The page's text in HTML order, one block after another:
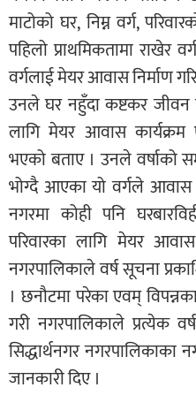
माटोको घर, निम्न वर्ग,
पहिलो प्राथमिकतामा राखेर
वर्गलाई मेयर आवास निर्माण
उनले घर नहुँदा कष्टकर जीवन
लागि मेयर आवास कार्यक्रम
भएको बताए । उनले वर्षाको
भोग्दै आएका यो वर्गले आवास
नगरमा कोही पनि
परिवारका लागि मेयर आवास
नगरपालिकाले वर्ष सूचना
। छनौटमा परेका एवम्
गरी नगरपालिकाले प्रत्येक
सिद्धार्थनगर
जानकारी दिए ।